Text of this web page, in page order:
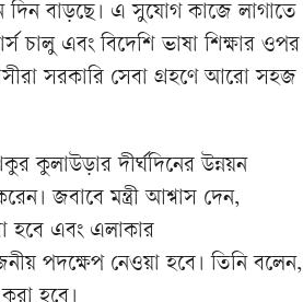
দিন বাড়ছে। এ সুযোগ কাজে লাগাতে
চালু এবং বিদেশি ভাষা শিক্ষার ওপর
সরকারি সেবা গ্রহণে আরো সহজ
কুলাউড়ার দীর্ঘদিনের উন্নয়ন
জবাবে মন্ত্রী আশ্বাস দেন,
হবে এবং এলাকার
পদক্ষেপ নেওয়া হবে। তিনি বলেন,